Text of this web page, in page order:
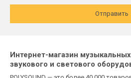
Отправить
Интернет-магазин
звукового и светового